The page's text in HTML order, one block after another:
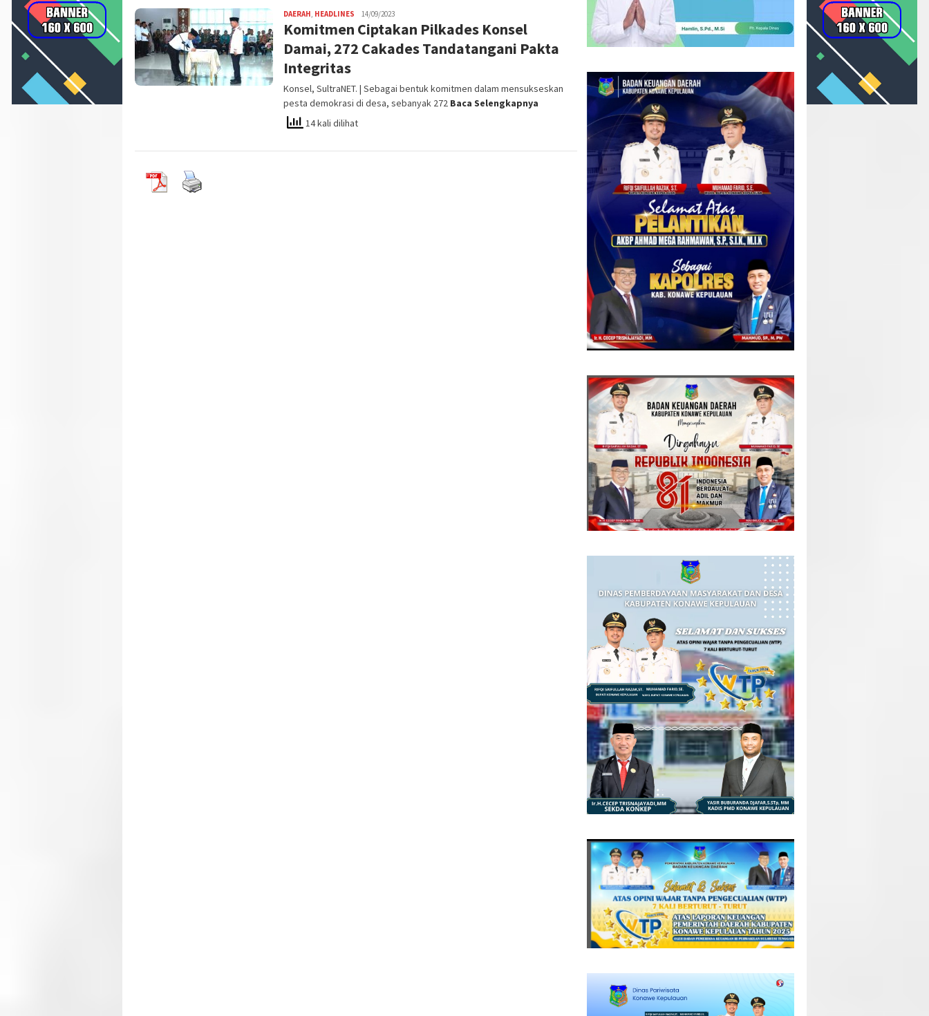
DAERAH, HEADLINES admin
SN
14/09/2023
Komitmen Ciptakan Pilkades Konsel
Damai, 272 Cakades Tandatangani Pakta
Integritas
Konsel, SultraNET. | Sebagai bentuk komitmen dalam mensukseskan
pesta demokrasi di desa, sebanyak 272 Baca Selengkapnya
14 kali dilihat